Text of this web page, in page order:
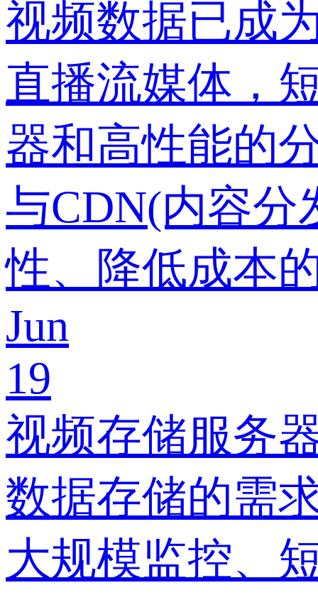
视频数据已成
直播流媒体，
器和高性能的
与CDN(内容分
性、降低成本
Jun
19
视频存储服务
数据存储的需
大规模监控、